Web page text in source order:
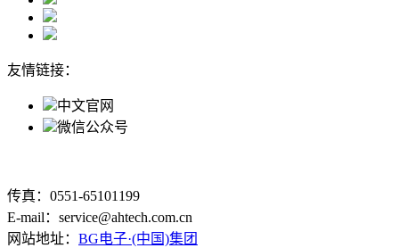
友情链接：
中文官网
微信公众号
传真：0551-65101199
E-mail：service@ahtech.com.cn
网站地址： BG电子·(中国)集团